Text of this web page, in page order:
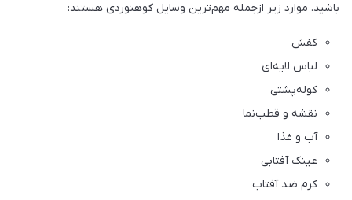
باشید. موارد زیر ازجمله مهم‌ترین وسایل کوهنوردی هستند:
کفش
لباس لایه‌ای
کوله‌پشتی
نقشه و قطب‌نما
آب و غذا
عینک آفتابی
کرم ضد آفتاب